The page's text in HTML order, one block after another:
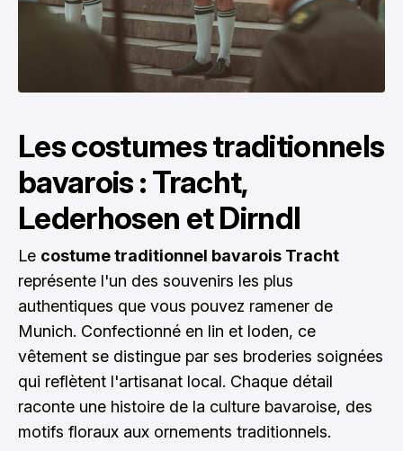
Les costumes traditionnels
bavarois : Tracht,
Lederhosen et Dirndl
Le costume traditionnel bavarois Tracht
représente l'un des souvenirs les plus
authentiques que vous pouvez ramener de
Munich. Confectionné en lin et loden, ce
vêtement se distingue par ses broderies soignées
qui reflètent l'artisanat local. Chaque détail
raconte une histoire de la culture bavaroise, des
motifs floraux aux ornements traditionnels.